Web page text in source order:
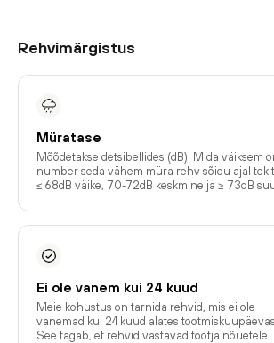
Rehvimärgistus
Müratase
Mõõdetakse detsibellides (dB). Mida väiksem
number seda vähem müra rehv sõidu ajal
≤ 68dB väike, 70-72dB keskmine ja ≥ 73dB
Ei ole vanem kui 24 kuud
Meie kohustus on tarnida rehvid, mis ei ole
vanemad kui 24 kuud alates
See tagab, et rehvid vastavad tootja nõuetele.